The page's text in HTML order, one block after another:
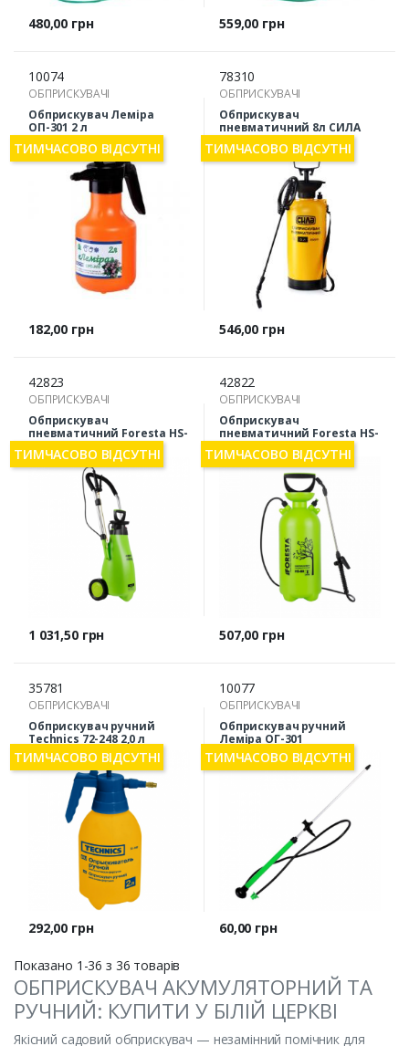
Ціна
480,00 грн Ціна
559,00 грн
10074
ОБПРИСКУВАЧІ
Обприскувач Леміра
ОП-301 2 л
Ціна
182,00 грн
ТИМЧАСОВО ВІДСУТНІ
78310
ОБПРИСКУВАЧІ
Обприскувач
пневматичний 8л СИЛА
(550913)
Ціна
546,00 грн
ТИМЧАСОВО ВІДСУТНІ
42823
ОБПРИСКУВАЧІ
Обприскувач
пневматичний Foresta HS-
125
Ціна
1 031,50 грн
ТИМЧАСОВО ВІДСУТНІ
42822
ОБПРИСКУВАЧІ
Обприскувач
пневматичний Foresta HS-
80
Ціна
507,00 грн
ТИМЧАСОВО ВІДСУТНІ
35781
ОБПРИСКУВАЧІ
Обприскувач ручний
Technics 72-248 2,0 л
Ціна
292,00 грн
ТИМЧАСОВО ВІДСУТНІ
10077
ОБПРИСКУВАЧІ
Обприскувач ручний
Леміра ОГ-301
Ціна
60,00 грн
ТИМЧАСОВО ВІДСУТНІ
Показано 1-36 з 36 товарів
ОБПРИСКУВАЧ АКУМУЛЯТОРНИЙ ТА
РУЧНИЙ: КУПИТИ У БІЛІЙ ЦЕРКВІ
Якісний садовий обприскувач — незамінний помічник для